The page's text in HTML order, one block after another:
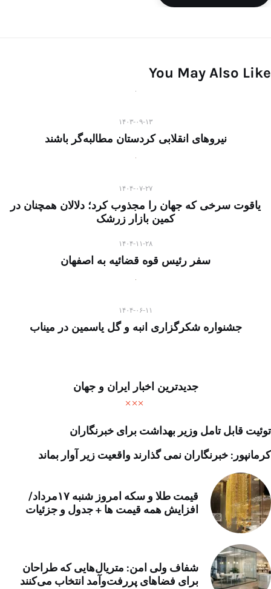
You May Also Like
۱۴۰۳-۰۹-۱۳
نیروهای انقلابی کردستان مطالبه‌گر باشند
۱۴۰۴-۰۷-۲۷
یاقوت سرخی که جهان را مجذوب کرد؛ دلالان همچنان در
کمین بازار زرشک
۱۴۰۴-۱۱-۲۸
سفر رئیس قوه قضائیه به اصفهان
۱۴۰۴-۰۶-۱۱
جشنواره شکرگزاری انبه و گل یاسمین در میناب
جدیدترین اخبار ایران و جهان
توئیت قابل تامل وزیر بهداشت برای خبرنگاران
کرمانپور: خبرنگاران نمی گذارند واقعیت زیر آوار بماند
قیمت طلا و سکه امروز شنبه ۱۷مرداد/
افزایش همه قیمت ها + جدول و جزئیات
شفاف ولی امن: متریال‌هایی که طراحان
برای فضاهای پررفت‌وآمد انتخاب می‌کنند